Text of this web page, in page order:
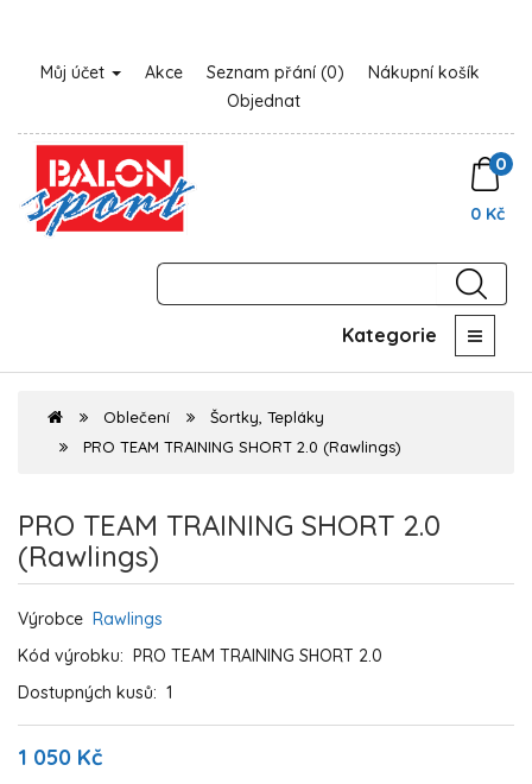
Můj účet Akce Seznam přání (0)
Nákupní košík
Objednat
0
0 Kč
Kategorie
Oblečení
Šortky, Tepláky
PRO TEAM TRAINING SHORT 2.0 (Rawlings)
PRO TEAM TRAINING SHORT 2.0
(Rawlings)
Výrobce Rawlings
Kód výrobku: PRO TEAM TRAINING SHORT 2.0
Dostupných kusů: 1
1 050 Kč